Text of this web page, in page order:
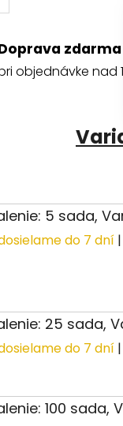
zdarma
objednávke nad
5 sada,
do 7 dní
25 sada,
do 7 dní
100 sada,